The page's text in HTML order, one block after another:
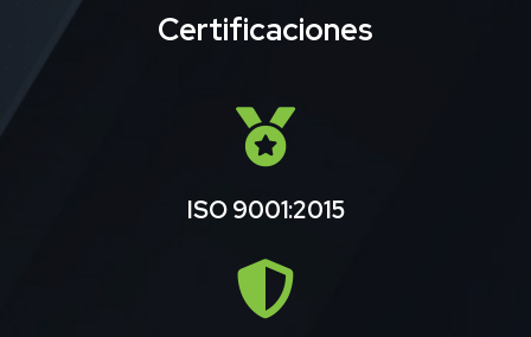
Certificaciones
ISO 9001:2015